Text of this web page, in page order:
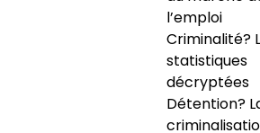
l’emploi
Criminalité?
statistiques
décryptées
Détention?